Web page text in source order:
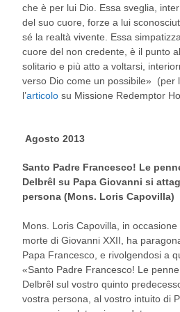
che è per lui Dio. Essa sveglia,
del suo cuore, forze a lui
sé la realtà vivente. Essa
cuore del non credente, è il punto
solitario e più atto a voltarsi,
verso Dio come un possibile» (per
l’articolo su Missione Redemptor
Agosto 2013
Santo Padre Francesco! Le
Delbrêl su Papa Giovanni si
persona (Mons. Loris Capovilla)
Mons. Loris Capovilla, in
morte di Giovanni XXII, ha
Papa Francesco, e rivolgendosi a
«Santo Padre Francesco! Le
Delbrêl sul vostro quinto
vostra persona, al vostro intuito di